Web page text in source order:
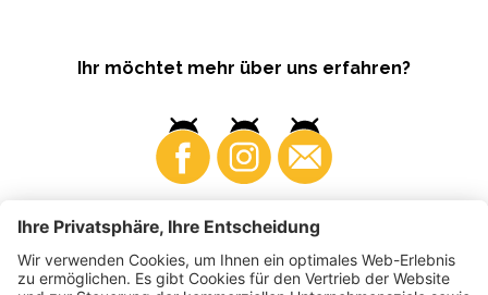
Ihr möchtet mehr über uns erfahren?
Business Produzenten